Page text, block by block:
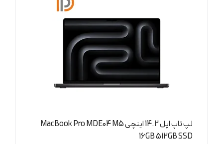
لپ تاپ اپل 14.2 اینچی MacBook Pro MDE04 M5
16GB 512GB SSD